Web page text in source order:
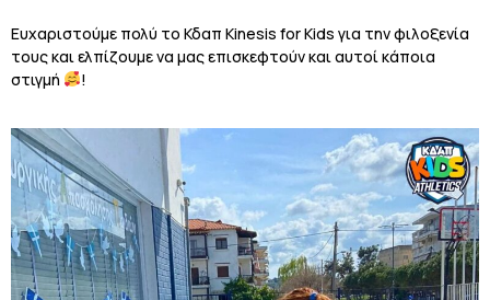
Ευχαριστούμε πολύ το Κδαπ Kinesis for Kids για την φιλοξενία
τους και ελπίζουμε να μας επισκεφτούν και αυτοί κάποια
στιγμή
!